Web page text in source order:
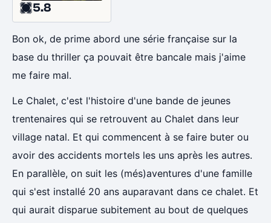
5.8
Bon ok, de prime abord une série française sur la
base du thriller ça pouvait être bancale mais j'aime
me faire mal.
Le Chalet, c'est l'histoire d'une bande de jeunes
trentenaires qui se retrouvent au Chalet dans leur
village natal. Et qui commencent à se faire buter ou
avoir des accidents mortels les uns après les autres.
En parallèle, on suit les (més)aventures d'une famille
qui s'est installé 20 ans auparavant dans ce chalet. Et
qui aurait disparue subitement au bout de quelques